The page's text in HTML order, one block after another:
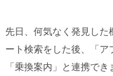
先日、何気なく発見し
ート検索をした後、「
「乗換案内」と連携でき